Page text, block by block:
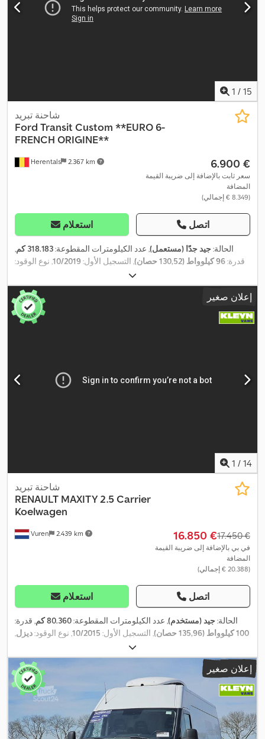
1 / 15
Herentals 2.367 km
شاحنة تبريد
Ford Transit Custom **EURO 6-
FRENCH ORIGINE**
‏6.900 €
سعر ثابت بالإضافة إلى ضريبة القيمة
المضافة
(‏8.349 € إجمالي)
استعلام اتصل
الحالة:جيد جدًا (مستعمل), عدد الكيلومترات المقطوعة:318.183 كم
,
قدرة:96 كيلوواط (130,52 حصان) , التسجيل الأول:10/2019, نوع الوقود:
, نوع التروس:
6, سنة الصنع:2019 ,
إعلان صغير
1 / 14
Vuren 2.439 km
شاحنة تبريد
RENAULT MAXITY 2.5 Carrier
Koelwagen
‏16.850 € ‏17.450 €
في بي بالإضافة إلى ضريبة القيمة
المضافة
(‏20.388 € إجمالي)
استعلام اتصل
الحالة:جيد (مستخدم), عدد الكيلومترات المقطوعة:80.360 كم
, قدرة:
100 كيلوواط (135,96 حصان)
, التسجيل الأول: 10/2015, نوع الوقود:ديزل,
, تكوين المحور:
وقود:ديزل, لون:أبيض, كابينة السائق:كابينة نهارية, نوع التروس:
ميكانيكي
فولاذ, عدد
المقاعد:
, الطول الكلي:5.200 مم , العرض الكلي:
, الارتفاع
الكلي: 2.900 مم , طول مساحة التحميل:
, عرض مساحة
التحميل:1.890 مم , ارتفاع مساحة التحميل:1.950 مم
معدات:
بلوتوث, تكييف الهواء, تنظيم النوافذ الكهربائي, قفل مركزي,
مرآة كهربائية, نظام التحكم في الجر, نظام الفرامل المانعة للانغلاق
إعلان صغير